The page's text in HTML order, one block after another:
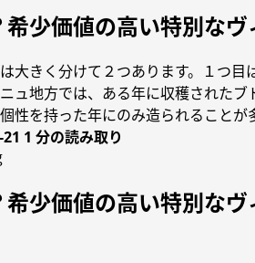
少価値の高い特別なヴ
大きく分けて２つあります。１つ
ュ地方では、ある年に収穫された
性を持った年にのみ造られること
1 分の読み取り
少価値の高い特別なヴ